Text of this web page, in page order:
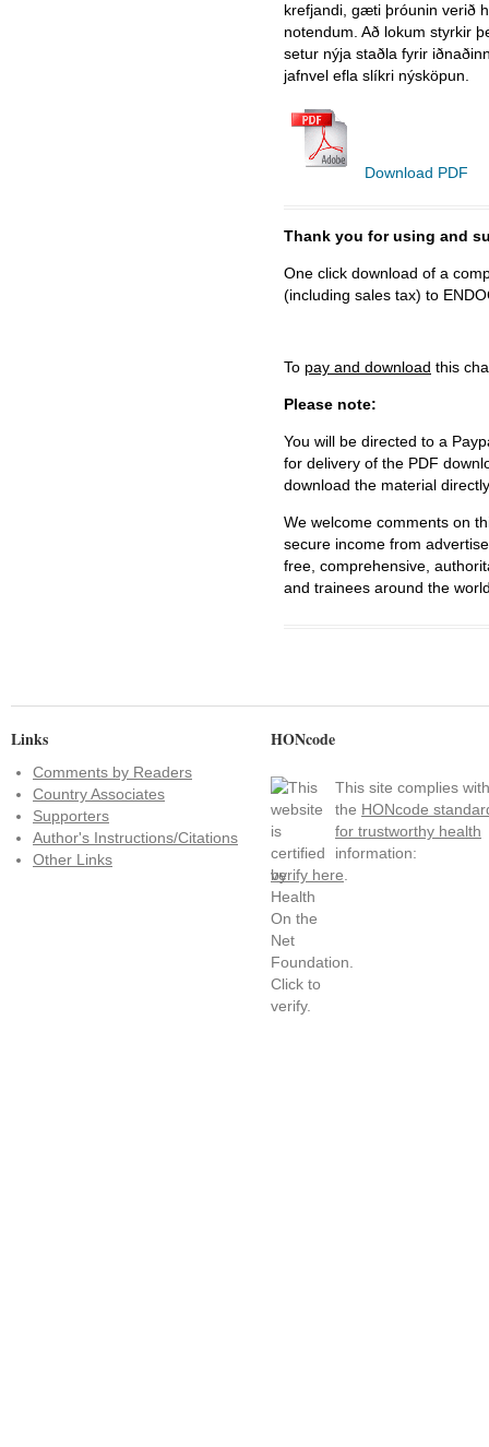
krefjandi, gæti þróunin verið
notendum. Að lokum styrkir
setur nýja staðla fyrir
jafnvel efla slíkri nýsköpun.
Download PDF
Thank you for using and
One click download of a
(including sales tax) to
To pay and download this
Please note:
You will be directed to a
for delivery of the PDF
download the material
We welcome comments on
secure income from
free, comprehensive,
and trainees around the
Links
Comments by Readers
Country Associates
Supporters
Author's Instructions/Citations
Other Links
HONcode
This site complies with
the HONcode
for trustworthy health
information:
verify here